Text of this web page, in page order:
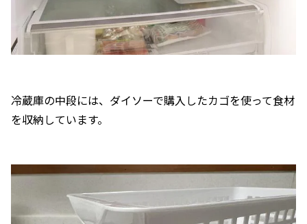
冷蔵庫の中段には、ダイソーで購入したカゴを使って食材
を収納しています。